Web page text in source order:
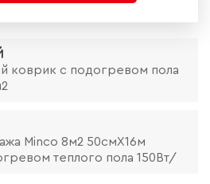
коврик с подогревом пола
Minco 8м2 50смX16м
теплого пола 150Вт/